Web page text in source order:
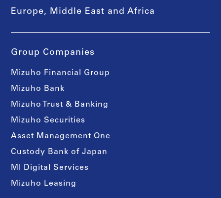
Europe, Middle East and Africa
Group Companies
Mizuho Financial Group
Mizuho Bank
Mizuho Trust & Banking
Mizuho Securities
Asset Management One
Custody Bank of Japan
MI Digital Services
Mizuho Leasing